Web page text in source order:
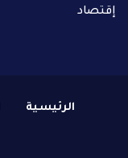
إقتصاد
الرئيسية